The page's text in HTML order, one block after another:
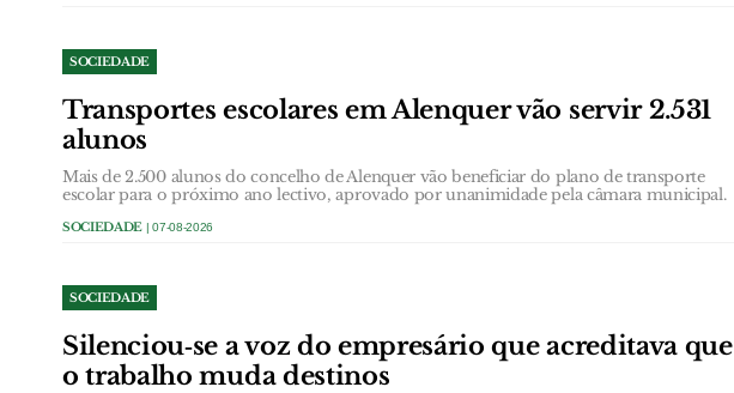
SOCIEDADE
Transportes escolares em Alenquer vão servir 2.531
alunos
Mais de 2.500 alunos do concelho de Alenquer vão beneficiar do plano de transporte
escolar para o próximo ano lectivo, aprovado por unanimidade pela câmara municipal.
SOCIEDADE | 07-08-2026
SOCIEDADE
Silenciou‑se a voz do empresário que acreditava que
o trabalho muda destinos